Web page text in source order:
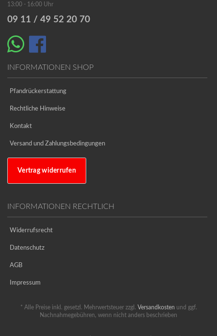
13:00 - 16:00 Uhr
09 11 / 49 52 20 70
INFORMATIONEN SHOP
Pfandrückerstattung
Rechtliche Hinweise
Kontakt
Versand und Zahlungsbedingungen
Vertrag widerrufen
INFORMATIONEN RECHTLICH
Widerrufsrecht
Datenschutz
AGB
Impressum
* Alle Preise inkl. gesetzl. Mehrwertsteuer zzgl. Versandkosten und ggf.
Nachnahmegebühren, wenn nicht anders beschrieben